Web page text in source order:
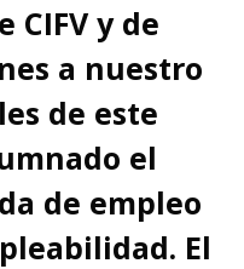
CIFV y de
a nuestro
de este
el
de empleo
El